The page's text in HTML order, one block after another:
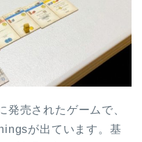
売されたゲームで、
が出ています。基